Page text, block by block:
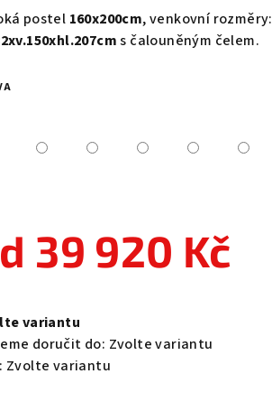
postel 160x200cm, venkovní rozměry:
s čalouněným čelem.
39 920 Kč
variantu
doručit do: Zvolte variantu
Zvolte variantu